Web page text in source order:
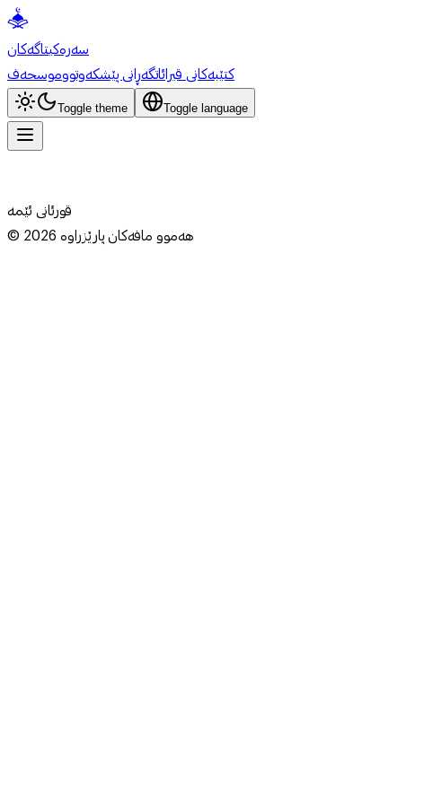
سەرەکیتاگەکان
کتێبەکانی قیرائاتگەڕانی پێشکەوتووموسحەف
Toggle theme Toggle language
قورئانی ئێمە
© 2026هەموو مافەکان پارێزراوە